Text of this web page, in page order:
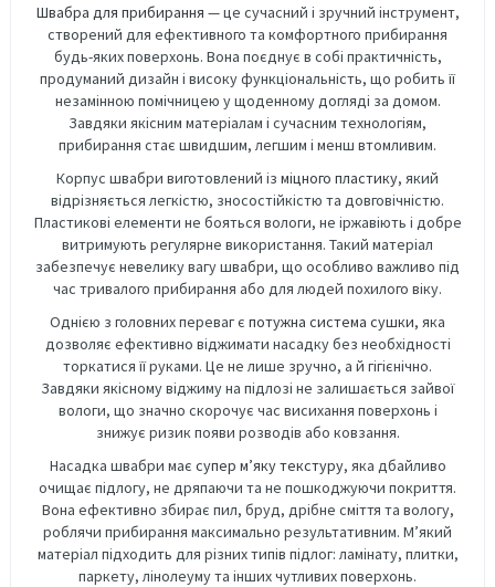
Швабра для прибирання — це сучасний і зручний інструмент,
створений для ефективного та комфортного прибирання
будь-яких поверхонь. Вона поєднує в собі практичність,
продуманий дизайн і високу функціональність, що робить її
незамінною помічницею у щоденному догляді за домом.
Завдяки якісним матеріалам і сучасним технологіям,
прибирання стає швидшим, легшим і менш втомливим.
Корпус швабри виготовлений із міцного пластику, який
відрізняється легкістю, зносостійкістю та довговічністю.
Пластикові елементи не бояться вологи, не іржавіють і добре
витримують регулярне використання. Такий матеріал
забезпечує невелику вагу швабри, що особливо важливо під
час тривалого прибирання або для людей похилого віку.
Однією з головних переваг є потужна система сушки, яка
дозволяє ефективно віджимати насадку без необхідності
торкатися її руками. Це не лише зручно, а й гігієнічно.
Завдяки якісному віджиму на підлозі не залишається зайвої
вологи, що значно скорочує час висихання поверхонь і
знижує ризик появи розводів або ковзання.
Насадка швабри має супер м’яку текстуру, яка дбайливо
очищає підлогу, не дряпаючи та не пошкоджуючи покриття.
Вона ефективно збирає пил, бруд, дрібне сміття та вологу,
роблячи прибирання максимально результативним. М’який
матеріал підходить для різних типів підлог: ламінату, плитки,
паркету, лінолеуму та інших чутливих поверхонь.